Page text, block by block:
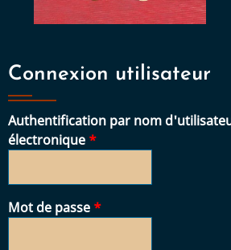
Connexion utilisateur
Authentification par nom
électronique
Mot de passe